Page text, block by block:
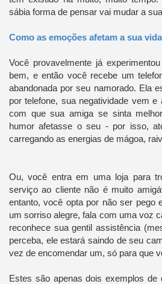
sábia forma de pensar vai mudar a
Como as emoções afetam a sua vida
Você provavelmente já
bem, e então você recebe um
abandonada por seu namorado. Ela
por telefone, sua negatividade vem
com que sua amiga se sinta
humor afetasse o seu - por isso,
carregando as energias de mágoa,
Ou, você entra em uma loja para
serviço ao cliente não é muito
entanto, você opta por não ser pego
um sorriso alegre, fala com uma voz
reconhece sua gentil assistência
perceba, ele estará saindo de seu
vez de encomendar um, só para que
Estes são apenas dois exemplos